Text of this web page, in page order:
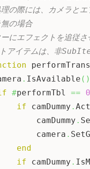
際には、カメラとエ
の場合
にエフェクトを追従さ
アイテムは、非
. IsAvailable ( )
#performTbl == 0
if camDummy .
camDummy
.
camera
.
end
if camDummy .